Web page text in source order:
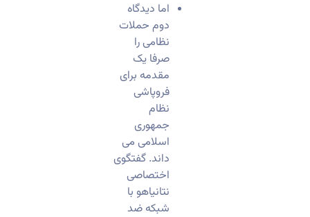
اما دیدگاه
دوم حملات
نظامی را
صرفا یک
مقدمه برای
فروپاشی
نظام
جمهوری
اسلامی می
داند. گفتگوی
اختصاصی
نتانیاهو با
شبکه ضد